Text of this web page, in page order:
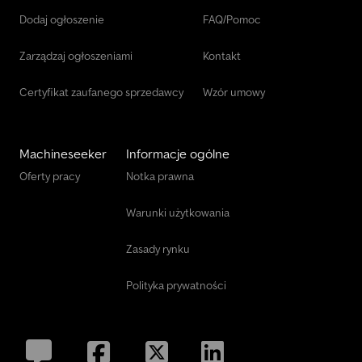
Pojemność skokowa silnika: 10 677 cm³ Marka silnika: Mercedes-
Dodaj ogłoszenie
Zarządzaj ogłoszeniami
Certyfikat zaufanego sprzedawcy
FAQ/Pomoc
Kontakt
Wzór umowy
Machineseeker
Oferty pracy
Informacje ogólne
Notka prawna
Warunki użytkowania
Zasady rynku
Polityka prywatności